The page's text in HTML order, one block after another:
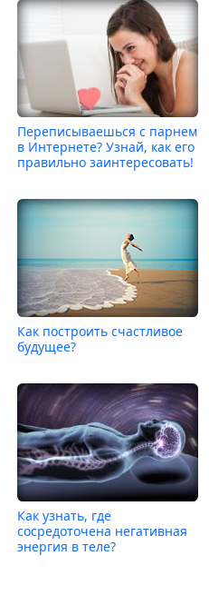
Переписываешься с парнем
в Интернете? Узнай, как его
правильно заинтересовать!
Как построить счастливое
будущее?
Как узнать, где
сосредоточена негативная
энергия в теле?